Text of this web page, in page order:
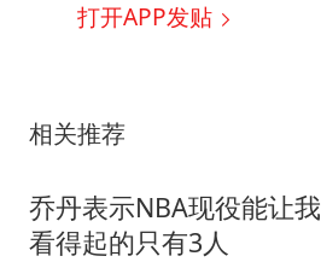
打开APP发贴
相关推荐
乔丹表示NBA现役能让我
看得起的只有3人